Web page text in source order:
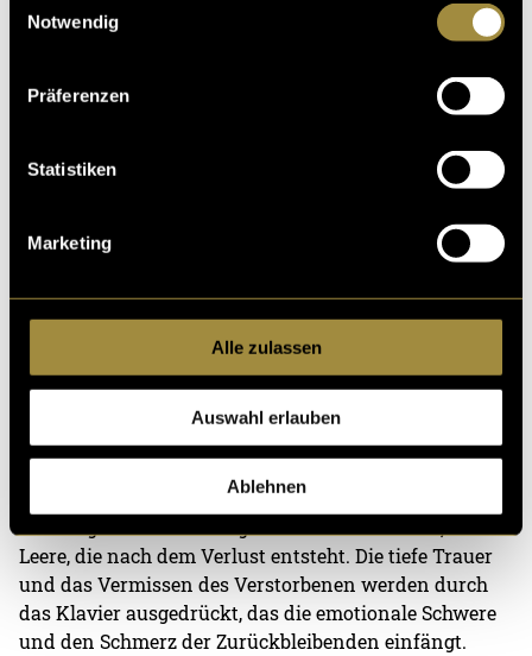
Notwendig
Präferenzen
Statistiken
Marketing
Alle zulassen
Auswahl erlauben
Ablehnen
WHAT ABOUT US – Die Zurückbleibenden
Das letzte Stück widmet sich den Hinterbliebenen. Das
unaufhaltsame Weitergehen des Lebens und die
Leere, die nach dem Verlust entsteht. Die tiefe Trauer
und das Vermissen des Verstorbenen werden durch
das Klavier ausgedrückt, das die emotionale Schwere
und den Schmerz der Zurückbleibenden einfängt.